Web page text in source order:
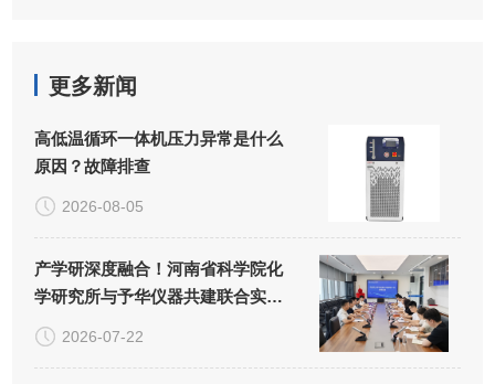
更多新闻
高低温循环一体机压力异常是什么
原因？故障排查
2026-08-05
产学研深度融合！河南省科学院化
学研究所与予华仪器共建联合实验
室正式揭牌
2026-07-22